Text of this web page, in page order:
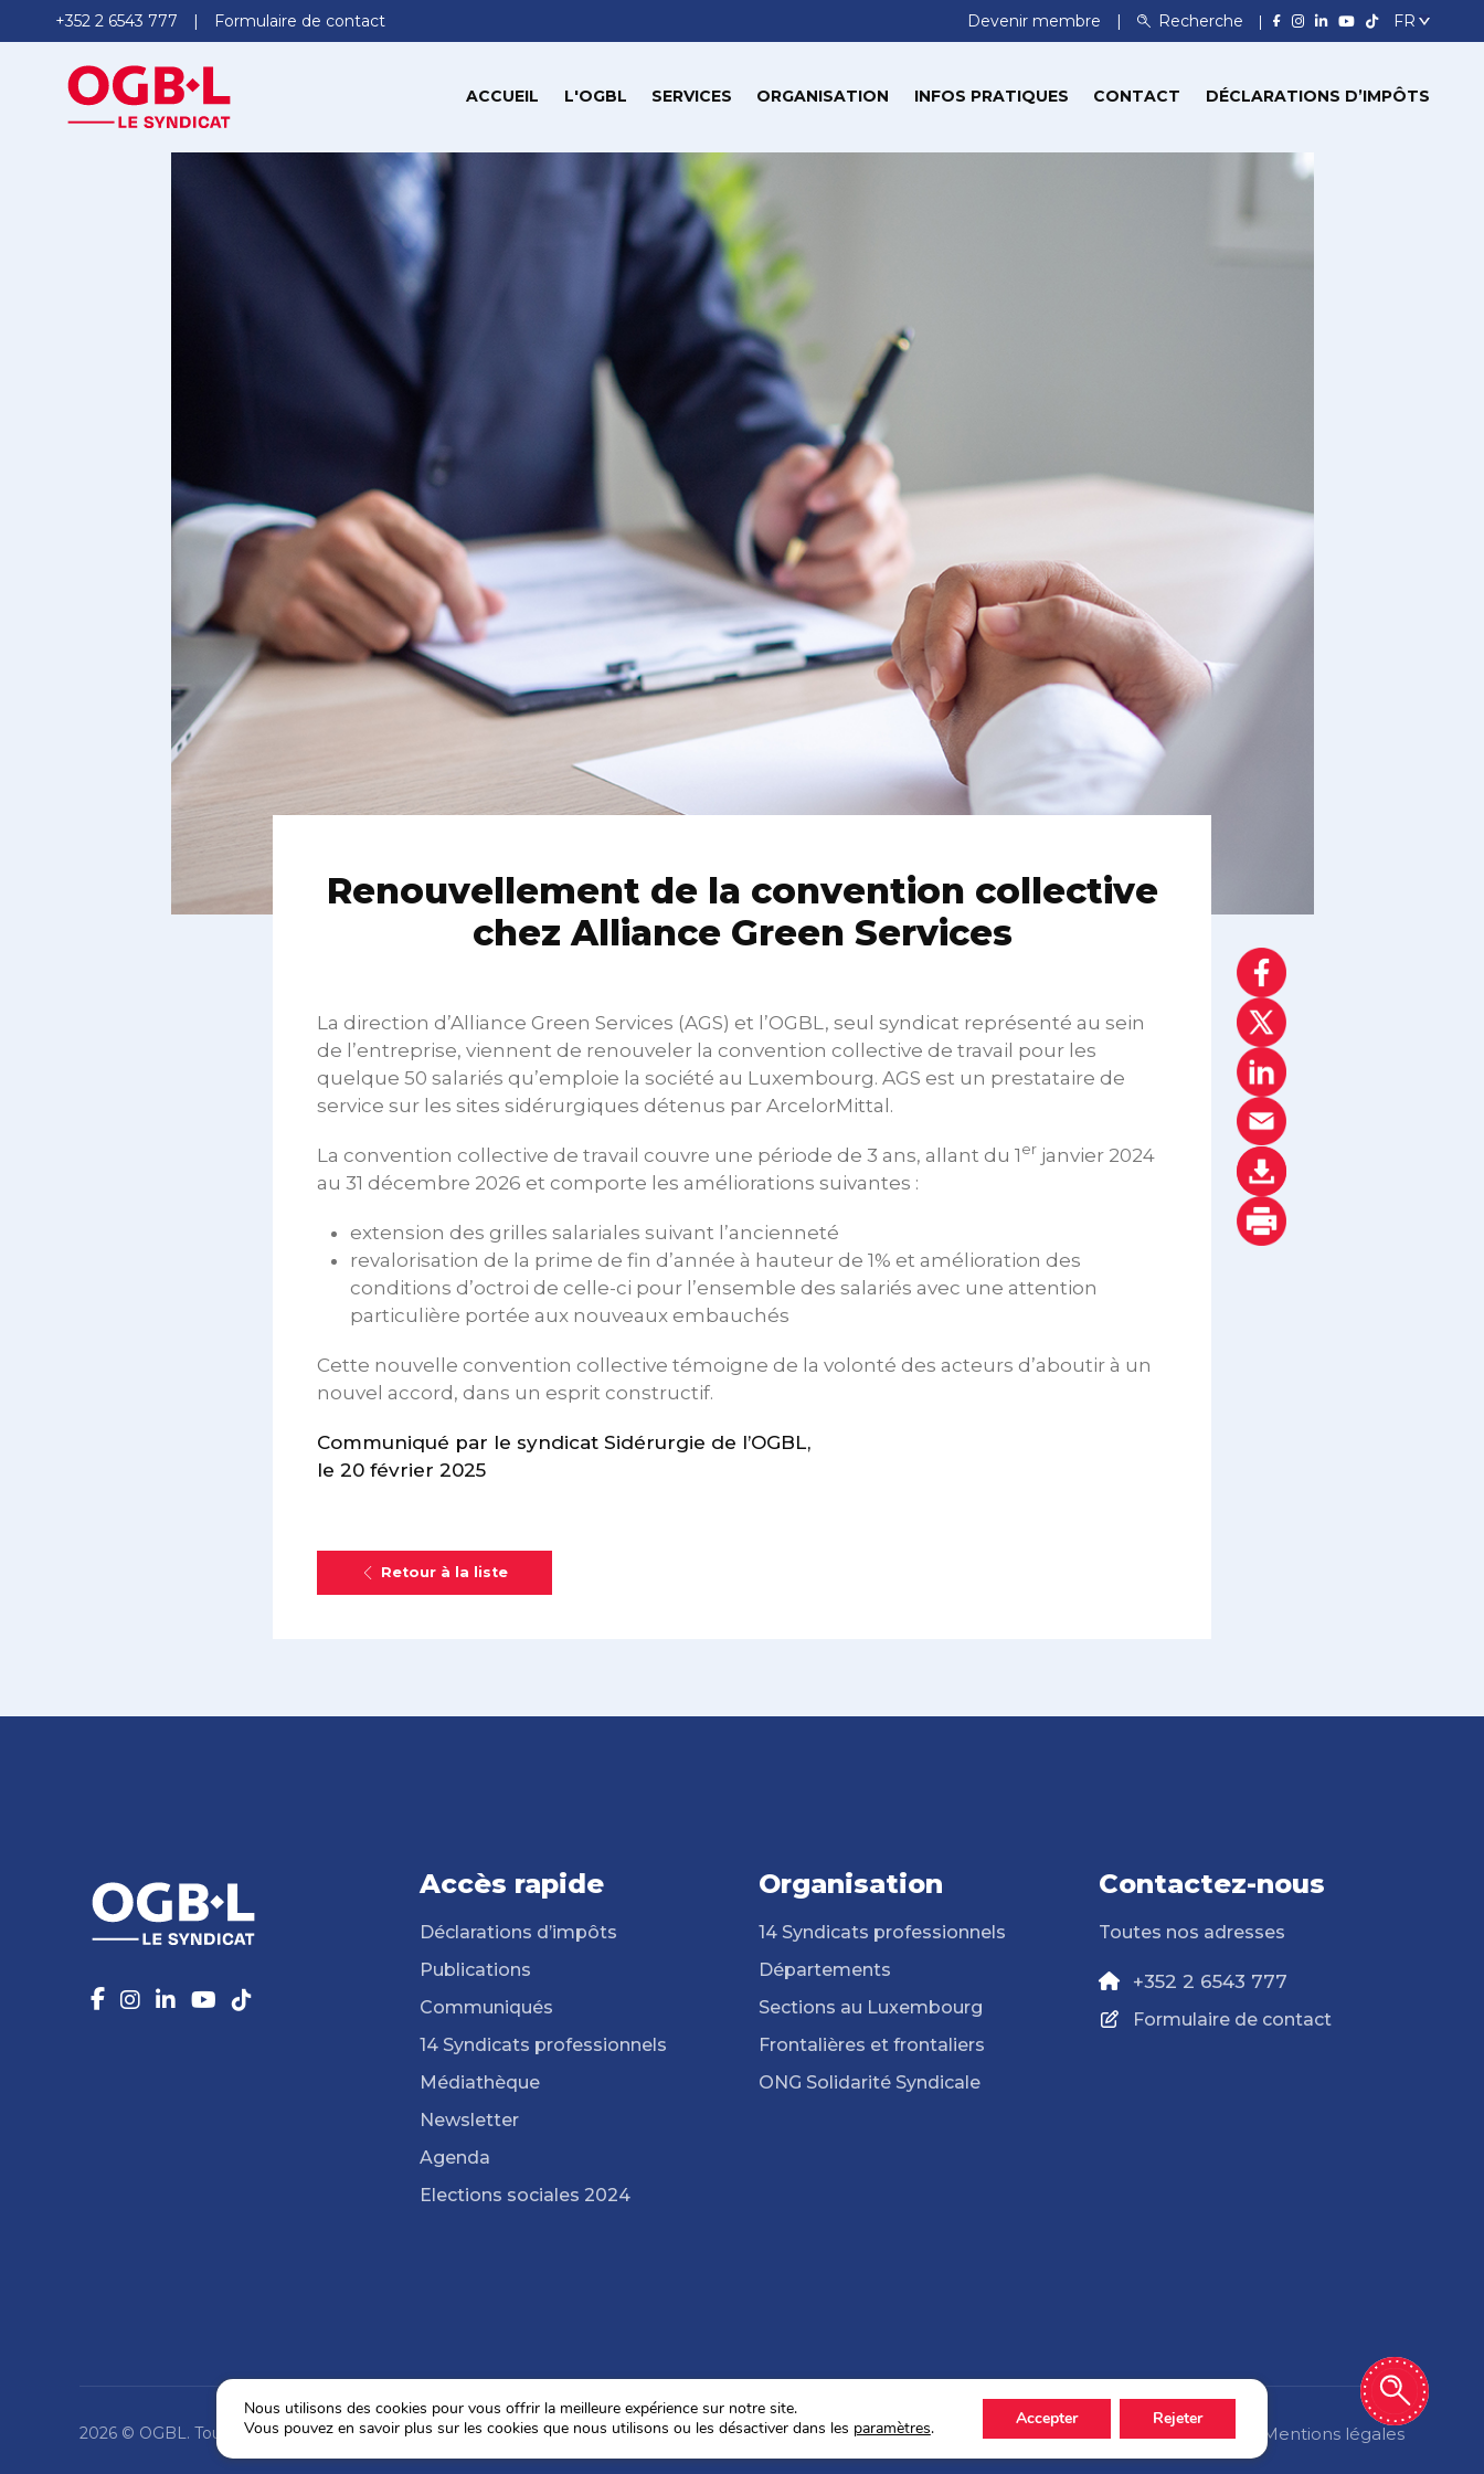
+352 2 6543 777 Formulaire de contact Devenir membre Recherche
ACCUEIL L'OGBL SERVICES ORGANISATION INFOS PRATIQUES CONTACT DÉCLARATIONS D’IMPÔTS
Renouvellement de la convention collective
chez Alliance Green Services
La direction d’Alliance Green Services (AGS) et l’OGBL, seul syndicat représenté au sein
de l’entreprise, viennent de renouveler la convention collective de travail pour les
quelque 50 salariés qu’emploie la société au Luxembourg. AGS est un prestataire de
service sur les sites sidérurgiques détenus par ArcelorMittal.
La convention collective de travail couvre une période de 3 ans, allant du 1 er janvier 2024
au 31 décembre 2026 et comporte les améliorations suivantes :
extension des grilles salariales suivant l’ancienneté
revalorisation de la prime de fin d’année à hauteur de 1% et amélioration des
conditions d’octroi de celle-ci pour l’ensemble des salariés avec une attention
particulière portée aux nouveaux embauchés
Cette nouvelle convention collective témoigne de la volonté des acteurs d’aboutir à un
nouvel accord, dans un esprit constructif.
Communiqué par le syndicat Sidérurgie de l’OGBL,
le 20 février 2025
Retour à la liste
Accès rapide
Déclarations d’impôts
Publications
Communiqués
14 Syndicats professionnels
Médiathèque
Newsletter
Agenda
Elections sociales 2024
Organisation
14 Syndicats professionnels
Départements
Sections au Luxembourg
Frontalières et frontaliers
ONG Solidarité Syndicale
Contactez-nous
Toutes nos adresses
+352 2 6543 777
Formulaire de contact
Politique de confidentialité Mentions légales
2026 © OGBL. Tous droits réservés.
Nous utilisons des cookies pour vous offrir la meilleure expérience sur notre site.
Vous pouvez en savoir plus sur les cookies que nous utilisons ou les désactiver dans les paramètres. Accepter Rejeter